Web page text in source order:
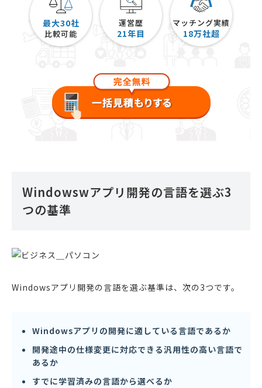
最大30社
比較可能
運営歴
21年目
マッチング実績
18万社超
Windowswアプリ開発の言語を選ぶ3
つの基準
Windowsアプリ開発の言語を選ぶ基準は、次の3つです。
Windowsアプリの開発に適している言語であるか
開発途中の仕様変更に対応できる汎用性の高い言語で
あるか
すでに学習済みの言語から選べるか